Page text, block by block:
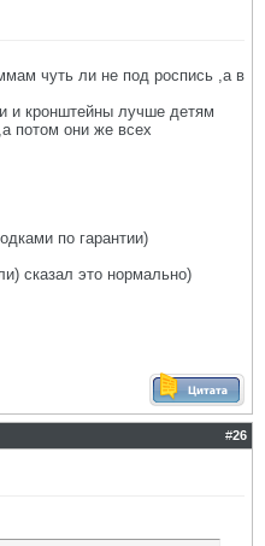
чуть ли не под роспись ,а в
и кронштейны лучше детям
потом они же всех
по гарантии)
сказал это нормально)
#26